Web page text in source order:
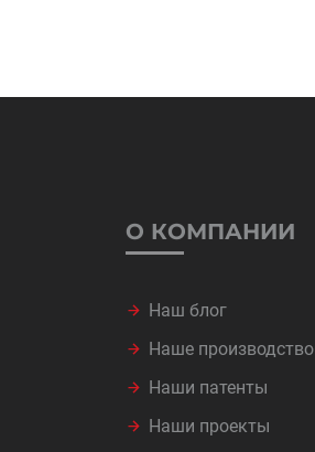
О КОМПАНИИ
Наш блог
Наше производство
Наши патенты
Наши проекты